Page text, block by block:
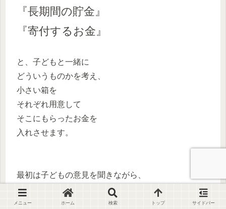
『長期間の貯金』
『寄付するお金』
と、子どもと一緒に
どういうものかを考え、
小さい箱を
それぞれ用意して
そこにもらったお金を
入れさせます。
最初は子どもの意見を聞きながら、
（自分が働いて稼ぐので多くお金を使いたいところを
ぜひ聞いてあげてください。）
メニュー ホーム 検索 トップ サイドバー